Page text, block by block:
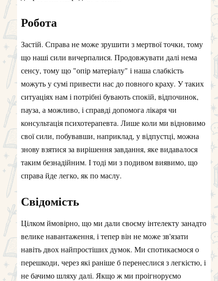
Робота
Застій. Справа не може зрушити з мертвої точки, тому
що наші сили вичерпалися. Продовжувати далі нема
сенсу, тому що "опір матеріалу" і наша слабкість
можуть у сумі привести нас до повного краху. У таких
ситуаціях нам і потрібні бувають спокій, відпочинок,
пауза, а можливо, і справді допомога лікаря чи
консультація психотерапевта. Лише коли ми відновимо
свої сили, побувавши, наприклад, у відпустці, можна
знову взятися за вирішення завдання, яке видавалося
таким безнадійним. І тоді ми з подивом виявимо, що
справа йде легко, як по маслу.
Свідомість
Цілком ймовірно, що ми дали своєму інтелекту занадто
велике навантаження, і тепер він не може зв'язати
навіть двох найпростіших думок. Ми спотикаємося о
перешкоди, через які раніше б перенеслися з легкістю, і
не бачимо шляху далі. Якщо ж ми проігноруємо